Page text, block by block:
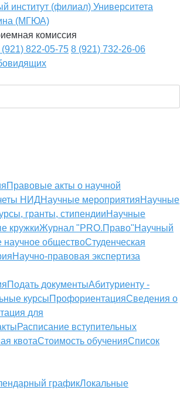
институт (филиал) Университета
(МГЮА)
комиссия
(921) 822-05-75 8 (921) 732-26-06
Правовые акты о научной
НИДНаучные мероприятияНаучные
гранты, стипендииНаучные
кружкиЖурнал "PRO.Право"Научный
научное обществоСтуденческая
Научно-правовая экспертиза
Подать документыАбитуриенту -
курсыПрофориентацияСведения о
для
Расписание вступительных
квотаСтоимость обученияCписок
графикЛокальные